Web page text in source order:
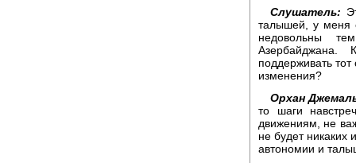
Слушатель:
талышей, у меня
недовольны
поддерживать
изменения?
Орхан
то шаги
движениям, не
не будет никаких
автономии и